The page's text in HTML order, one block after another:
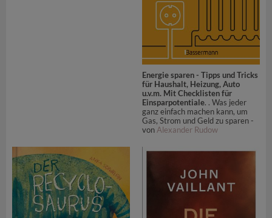
Energie sparen - Tipps und Tricks
für Haushalt, Heizung, Auto
u.v.m. Mit Checklisten für
Einsparpotentiale. . Was jeder
ganz einfach machen kann, um
Gas, Strom und Geld zu sparen -
vonAlexander Rudow